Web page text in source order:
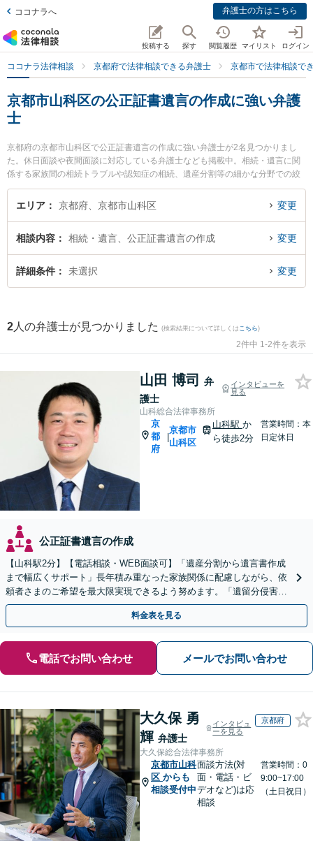
ココナラへ 弁護士の方はこちら
投稿する 探す 閲覧履歴 マイリスト ログイン
ココナラ法律相談 京都府で法律相談できる弁護士 京都市で法律相談で
京都市山科区の公正証書遺言の作成に強い弁護
士
京都府の京都市山科区で公正証書遺言の作成に強い弁護士が2名見つかりまし
た。休日面談や夜間面談に対応している弁護士なども掲載中。相続・遺言に関
係する家族間の相続トラブルや認知症の相続、遺産分割等の細かな分野での絞
り込み検索もでき便利です。特に山科総合法律事務所の山田 博司弁護士や山科
総合法律事務所の樋口 俊介弁護士のプロフィール情報や弁護士費用、強みなど
ブル解決の実績豊富な近くの弁護士を検索したい』『初回相談無料で公正証書
遺言の作成を法律相談できる京都市山科区内の弁護士に相談予約したい』など
でお困りの相談者さんにおすすめです。
エリア 京都府、京都市山科区 変更
相談内容 相続・遺言、公正証書遺言の作成 変更
詳細条件 未選択 変更
2 人の弁護士が見つかりました (検索結果について詳しくは こちら)
2件中 1-2件を表示
山田 博司
弁
護士
インタビューを
見る
山科総合法律事務所
京
都
府
|
京都市
山科区
山科駅 か
ら徒歩2分
営業時間：本
日定休日
公正証書遺言の作成
【山科駅2分】【電話相談・WEB面談可】「遺産分割から遺言書作成
まで幅広くサポート」長年積み重なった家族関係に配慮しながら、依
頼者さまのご希望を最大限実現できるよう努めます。「遺留分侵害額
請求／相続放棄／不動産・株式の相続／年金分割ほか」
料金表を見る
電話でお問い合わせ メールでお問い合わせ
大久保 勇
輝 弁護士
インタビュ
ーを見る
京都府
大久保総合法律事務所
京都市山科
区 からも
相談受付中
面談方法(対
面・電話・ビ
デオなど)は応
相談
営業時間：0
9:00~17:00
（土日祝日）